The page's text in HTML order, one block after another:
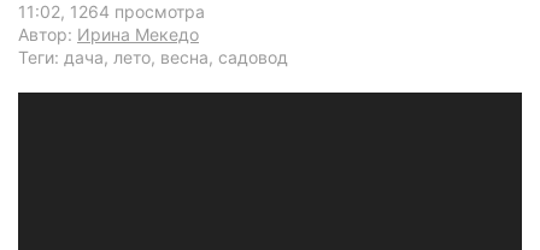
11:02, 1264 просмотра
Автор: Ирина Мекедо
Теги: дача, лето, весна, садовод